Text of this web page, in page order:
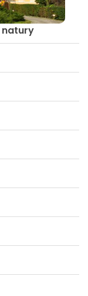
i kaplic - LGD